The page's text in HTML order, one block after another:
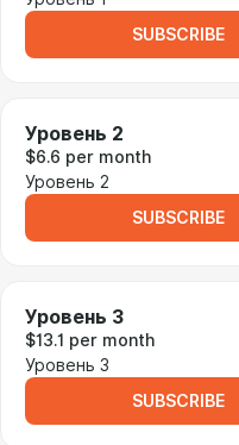
SUBSCRIBE
Уровень 2
$6.6 per month
Уровень 2
SUBSCRIBE
Уровень 3
$13.1 per month
Уровень 3
SUBSCRIBE